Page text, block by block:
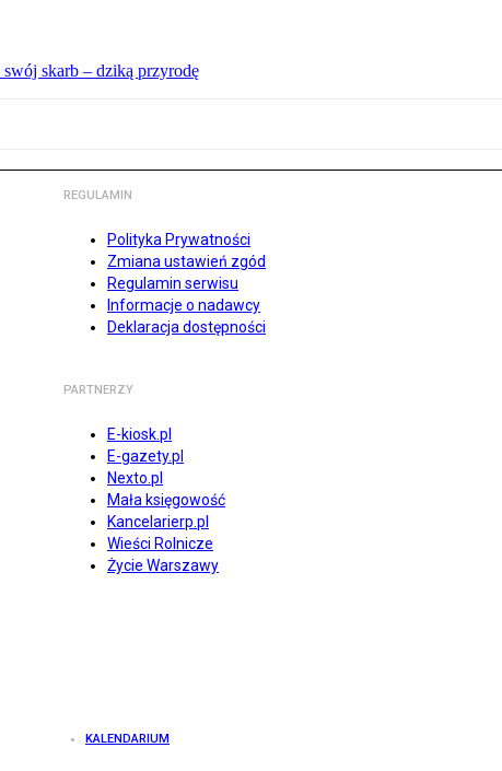
skarb – dziką przyrodę
REGULAMIN
Polityka Prywatności
Zmiana ustawień zgód
Regulamin serwisu
Informacje o nadawcy
Deklaracja dostępności
PARTNERZY
E-kiosk.pl
E-gazety.pl
Nexto.pl
Mała księgowość
Kancelarierp.pl
Wieści Rolnicze
Życie Warszawy
KALENDARIUM